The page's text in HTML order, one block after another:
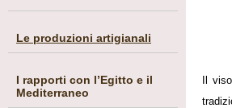
Le produzioni artigianali
I rapporti con l’Egitto e il
Mediterraneo
Il